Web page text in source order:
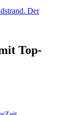
Der
Top-